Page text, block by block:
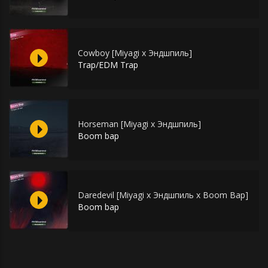
Cowboy [Miyagi x Эндшпиль]
Trap/EDM Trap
Horseman [Miyagi x Эндшпиль]
Boom bap
Daredevil [Miyagi x Эндшпиль x Boom Bap]
Boom bap